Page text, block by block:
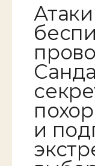
Атаки
и